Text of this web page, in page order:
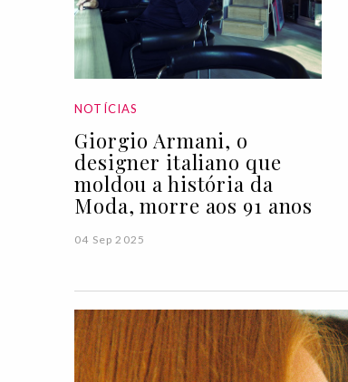
NOTÍCIAS
Giorgio Armani, o
designer italiano que
moldou a história da
Moda, morre aos 91 anos
04 Sep 2025